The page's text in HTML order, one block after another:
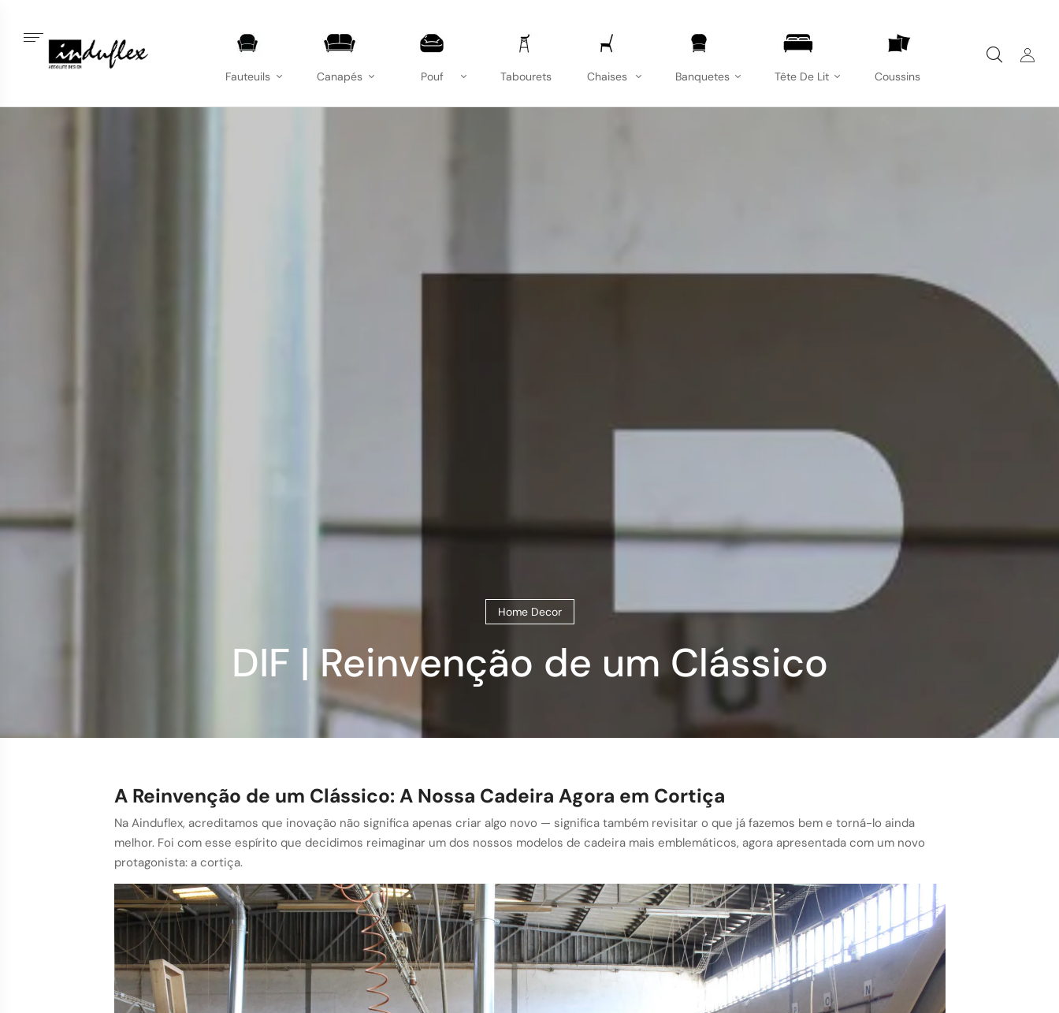
Fauteuils Canapés Pouf Tabourets Chaises Banquetes Tête De Lit Coussins
Home Decor
DIF | Reinvenção de um Clássico
A Reinvenção de um Clássico: A Nossa Cadeira Agora em Cortiça
Na Ainduflex, acreditamos que inovação não significa apenas criar algo novo — significa também revisitar o que já fazemos bem e torná-lo ainda
melhor. Foi com esse espírito que decidimos reimaginar um dos nossos modelos de cadeira mais emblemáticos, agora apresentada com um novo
protagonista: a cortiça.